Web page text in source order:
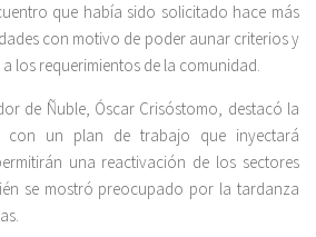
que había sido solicitado hace más
con motivo de poder aunar criterios y
los requerimientos de la comunidad.
de Ñuble, Óscar Crisóstomo, destacó la
con un plan de trabajo que inyectará
una reactivación de los sectores
se mostró preocupado por la tardanza